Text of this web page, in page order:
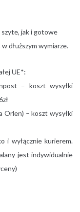
szyte, jak i gotowe
dłuższym wymiarze.
UE*:
– koszt wysyłki
Orlen) – koszt wysyłki
i wyłącznie kurierem.
jest indywidualnie